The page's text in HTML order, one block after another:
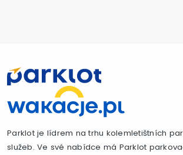
Parklot je lídrem na trhu kolemletištních
služeb. Ve své nabídce má Parklot